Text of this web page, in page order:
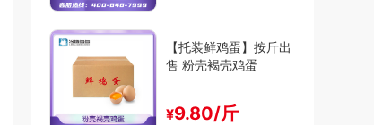
【托装鲜鸡蛋】按斤出
售 粉壳褐壳鸡蛋
¥9.80/斤